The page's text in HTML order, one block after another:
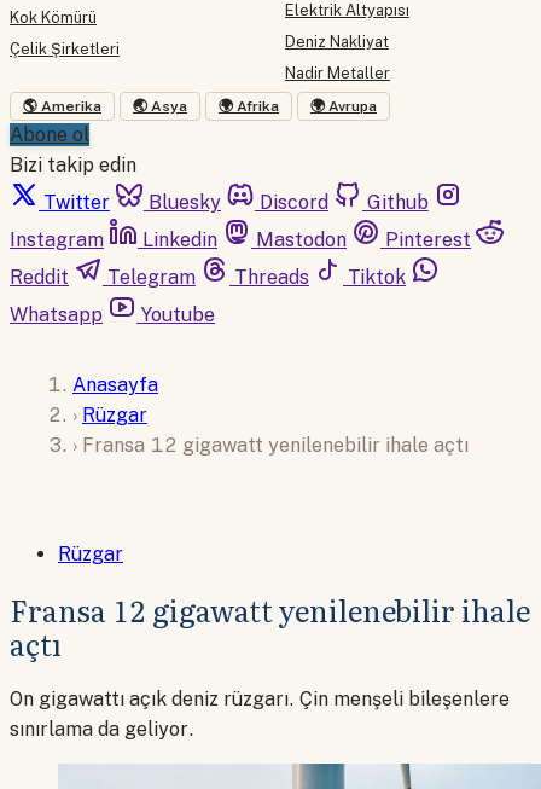
Kok Kömürü
Çelik Şirketleri
Elektrik Altyapısı
Deniz Nakliyat
Nadir Metaller
🌎 Amerika 🌏 Asya 🌍 Afrika 🌍 Avrupa
Abone ol
Bizi takip edin
Twitter
Bluesky Discord
Github
Instagram
Linkedin Mastodon
Pinterest
Reddit
Telegram Threads
Tiktok
Whatsapp
Youtube
Anasayfa
› Rüzgar
› Fransa 12 gigawatt yenilenebilir ihale açtı
Rüzgar
Fransa 12 gigawatt yenilenebilir ihale
açtı
On gigawattı açık deniz rüzgarı. Çin menşeli bileşenlere
sınırlama da geliyor.